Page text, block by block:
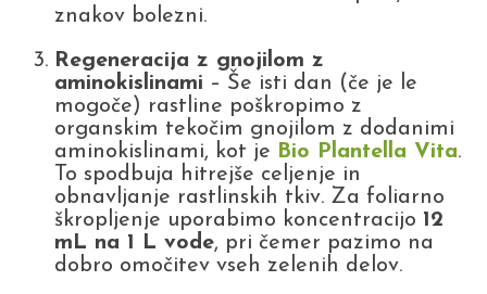
znakov bolezni.
Regeneracija z gnojilom z
aminokislinami – Še isti dan (če je le
mogoče) rastline poškropimo z
organskim tekočim gnojilom z dodanimi
aminokislinami, kot je Bio Plantella Vita.
To spodbuja hitrejše celjenje in
obnavljanje rastlinskih tkiv. Za foliarno
škropljenje uporabimo koncentracijo 12
mL na 1 L vode, pri čemer pazimo na
dobro omočitev vseh zelenih delov.